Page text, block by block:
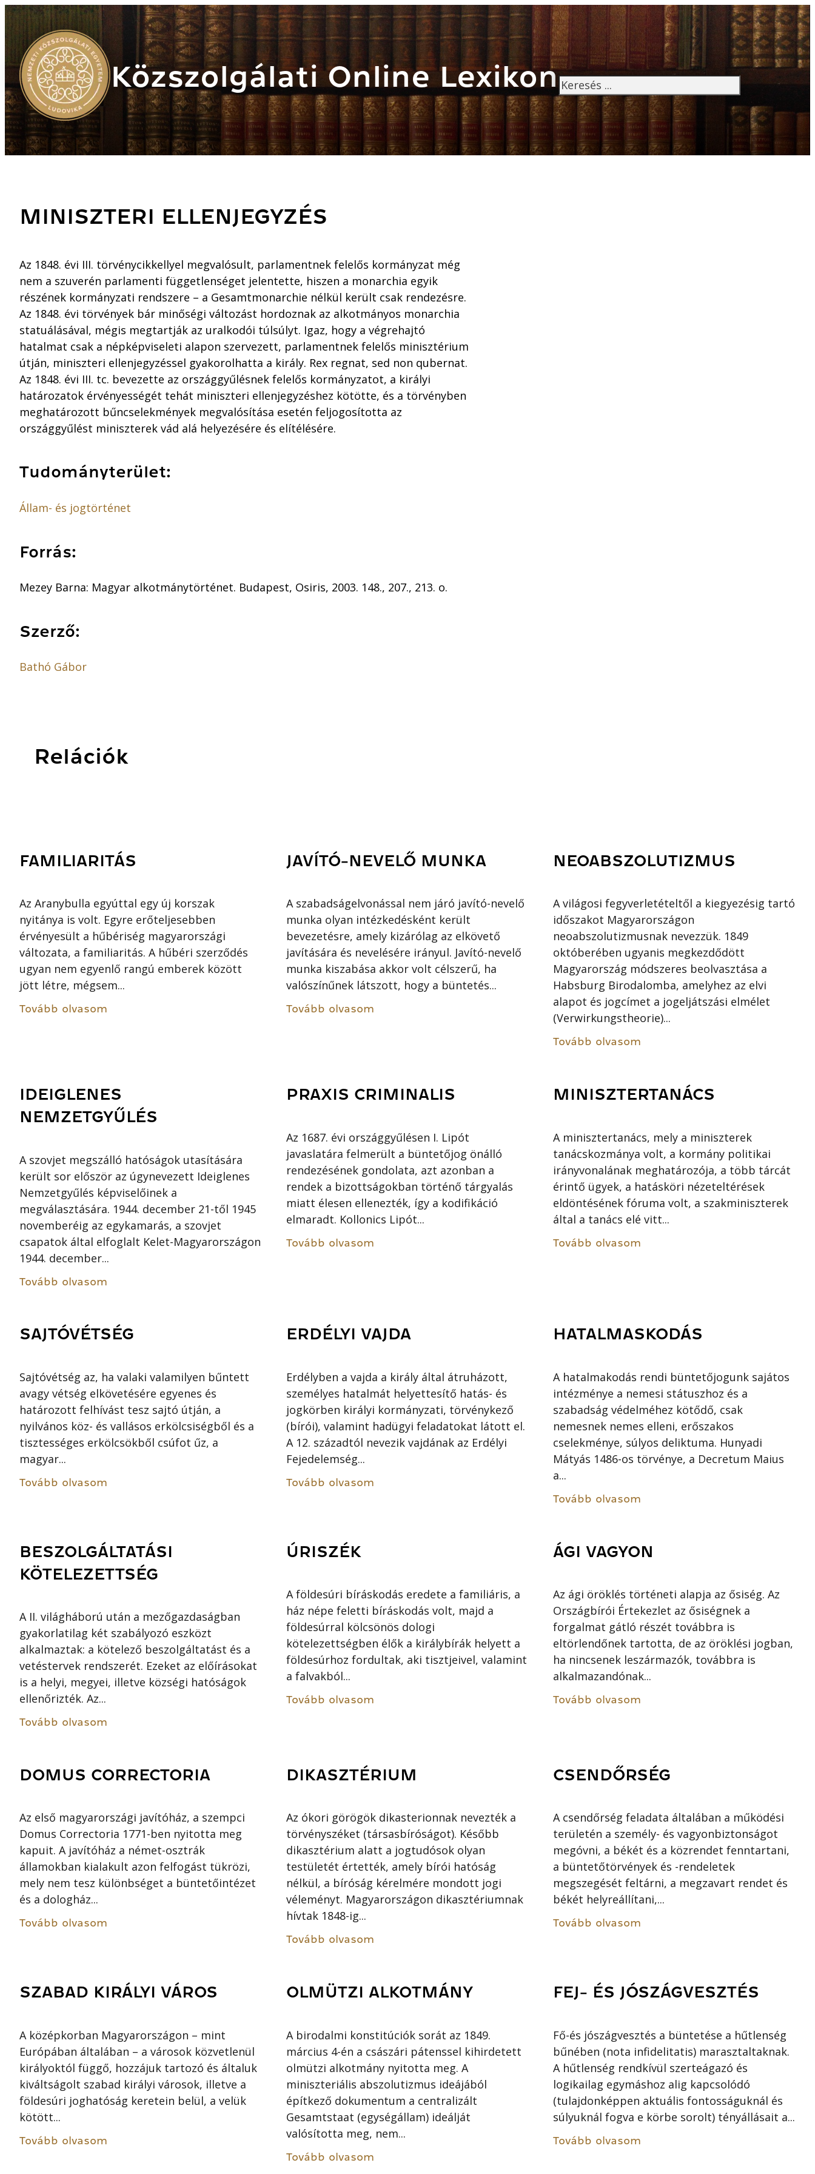
Közszolgálati Online Lexikon Keresés
MINISZTERI ELLENJEGYZÉS
Az 1848. évi III. törvénycikkellyel megvalósult, parlamentnek felelős kormányzat még
nem a szuverén parlamenti függetlenséget jelentette, hiszen a monarchia egyik
részének kormányzati rendszere – a Gesamtmonarchie nélkül került csak rendezésre.
Az 1848. évi törvények bár minőségi változást hordoznak az alkotmányos monarchia
statuálásával, mégis megtartják az uralkodói túlsúlyt. Igaz, hogy a végrehajtó
hatalmat csak a népképviseleti alapon szervezett, parlamentnek felelős minisztérium
útján, miniszteri ellenjegyzéssel gyakorolhatta a király. Rex regnat, sed non qubernat.
Az 1848. évi III. tc. bevezette az országgyűlésnek felelős kormányzatot, a királyi
határozatok érvényességét tehát miniszteri ellenjegyzéshez kötötte, és a törvényben
meghatározott bűncselekmények megvalósítása esetén feljogosította az
országgyűlést miniszterek vád alá helyezésére és elítélésére.
Tudományterület:
Állam- és jogtörténet
Forrás:
Mezey Barna: Magyar alkotmánytörténet. Budapest, Osiris, 2003. 148., 207., 213. o.
Szerző:
Bathó Gábor
Relációk
FAMILIARITÁS
Az Aranybulla egyúttal egy új korszak
nyitánya is volt. Egyre erőteljesebben
érvényesült a hűbériség magyarországi
változata, a familiaritás. A hűbéri szerződés
ugyan nem egyenlő rangú emberek között
jött létre, mégsem...
Tovább olvasom
JAVÍTÓ-NEVELŐ MUNKA
A szabadságelvonással nem járó javító-nevelő
munka olyan intézkedésként került
bevezetésre, amely kizárólag az elkövető
javítására és nevelésére irányul. Javító-nevelő
munka kiszabása akkor volt célszerű, ha
valószínűnek látszott, hogy a büntetés...
Tovább olvasom
NEOABSZOLUTIZMUS
A világosi fegyverletételtől a kiegyezésig tartó
időszakot Magyarországon
neoabszolutizmusnak nevezzük. 1849
októberében ugyanis megkezdődött
Magyarország módszeres beolvasztása a
Habsburg Birodalomba, amelyhez az elvi
alapot és jogcímet a jogeljátszási elmélet
(Verwirkungstheorie)...
Tovább olvasom
IDEIGLENES
NEMZETGYŰLÉS
A szovjet megszálló hatóságok utasítására
került sor először az úgynevezett Ideiglenes
Nemzetgyűlés képviselőinek a
megválasztására. 1944. december 21-től 1945
novemberéig az egykamarás, a szovjet
csapatok által elfoglalt Kelet-Magyarországon
1944. december...
Tovább olvasom
PRAXIS CRIMINALIS
Az 1687. évi országgyűlésen I. Lipót
javaslatára felmerült a büntetőjog önálló
rendezésének gondolata, azt azonban a
rendek a bizottságokban történő tárgyalás
miatt élesen ellenezték, így a kodifikáció
elmaradt. Kollonics Lipót...
Tovább olvasom
MINISZTERTANÁCS
A minisztertanács, mely a miniszterek
tanácskozmánya volt, a kormány politikai
irányvonalának meghatározója, a több tárcát
érintő ügyek, a hatásköri nézeteltérések
eldöntésének fóruma volt, a szakminiszterek
által a tanács elé vitt...
Tovább olvasom
SAJTÓVÉTSÉG
Sajtóvétség az, ha valaki valamilyen bűntett
avagy vétség elkövetésére egyenes és
határozott felhívást tesz sajtó útján, a
nyilvános köz- és vallásos erkölcsiségből és a
tisztességes erkölcsökből csúfot űz, a
magyar...
Tovább olvasom
ERDÉLYI VAJDA
Erdélyben a vajda a király által átruházott,
személyes hatalmát helyettesítő hatás- és
jogkörben királyi kormányzati, törvénykező
(bírói), valamint hadügyi feladatokat látott el.
A 12. századtól nevezik vajdának az Erdélyi
Fejedelemség...
Tovább olvasom
HATALMASKODÁS
A hatalmakodás rendi büntetőjogunk sajátos
intézménye a nemesi státuszhoz és a
szabadság védelméhez kötődő, csak
nemesnek nemes elleni, erőszakos
cselekménye, súlyos deliktuma. Hunyadi
Mátyás 1486-os törvénye, a Decretum Maius
a...
Tovább olvasom
BESZOLGÁLTATÁSI
KÖTELEZETTSÉG
A II. világháború után a mezőgazdaságban
gyakorlatilag két szabályozó eszközt
alkalmaztak: a kötelező beszolgáltatást és a
vetéstervek rendszerét. Ezeket az előírásokat
is a helyi, megyei, illetve községi hatóságok
ellenőrizték. Az...
Tovább olvasom
ÚRISZÉK
A földesúri bíráskodás eredete a familiáris, a
ház népe feletti bíráskodás volt, majd a
földesúrral kölcsönös dologi
kötelezettségben élők a királybírák helyett a
földesúrhoz fordultak, aki tisztjeivel, valamint
a falvakból...
Tovább olvasom
ÁGI VAGYON
Az ági öröklés történeti alapja az ősiség. Az
Országbírói Értekezlet az ősiségnek a
forgalmat gátló részét továbbra is
eltörlendőnek tartotta, de az öröklési jogban,
ha nincsenek leszármazók, továbbra is
alkalmazandónak...
Tovább olvasom
DOMUS CORRECTORIA
Az első magyarországi javítóház, a szempci
Domus Correctoria 1771-ben nyitotta meg
kapuit. A javítóház a német-osztrák
államokban kialakult azon felfogást tükrözi,
mely nem tesz különbséget a büntetőintézet
és a dologház...
Tovább olvasom
DIKASZTÉRIUM
Az ókori görögök dikasterionnak nevezték a
törvényszéket (társasbíróságot). Később
dikasztérium alatt a jogtudósok olyan
testületét értették, amely bírói hatóság
nélkül, a bíróság kérelmére mondott jogi
véleményt. Magyarországon dikasztériumnak
hívtak 1848-ig...
Tovább olvasom
CSENDŐRSÉG
A csendőrség feladata általában a működési
területén a személy- és vagyonbiztonságot
megóvni, a békét és a közrendet fenntartani,
a büntetőtörvények és -rendeletek
megszegését feltárni, a megzavart rendet és
békét helyreállítani,...
Tovább olvasom
SZABAD KIRÁLYI VÁROS
A középkorban Magyarországon – mint
Európában általában – a városok közvetlenül
királyoktól függő, hozzájuk tartozó és általuk
kiváltságolt szabad királyi városok, illetve a
földesúri joghatóság keretein belül, a velük
kötött...
Tovább olvasom
OLMÜTZI ALKOTMÁNY
A birodalmi konstitúciók sorát az 1849.
március 4-én a császári pátenssel kihirdetett
olmützi alkotmány nyitotta meg. A
miniszteriális abszolutizmus ideájából
építkező dokumentum a centralizált
Gesamtstaat (egységállam) ideálját
valósította meg, nem...
Tovább olvasom
FEJ- ÉS JÓSZÁGVESZTÉS
Fő-és jószágvesztés a büntetése a hűtlenség
bűnében (nota infidelitatis) marasztaltaknak.
A hűtlenség rendkívül szerteágazó és
logikailag egymáshoz alig kapcsolódó
(tulajdonképpen aktuális fontosságuknál és
súlyuknál fogva e körbe sorolt) tényállásait a...
Tovább olvasom